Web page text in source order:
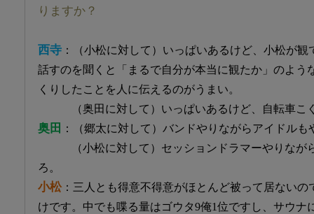
りますか？
西寺 ：（小松に対して）いっぱいあるけど、小松が
話すのを聞くと「まるで自分が本当に観たか」のよう
くりしたことを人に伝えるのがうまい。
（奥田に対して）いっぱいあるけど、自転車こぐ
奥田
：（郷太に対して）バンドやりながらアイドル
（小松に対して）セッションドラマーやりながら
ろ。
小松：三人とも得意不得意がほとんど被って居ないの
けです。中でも喋る量はゴウタ9俺1位ですし、サウナ